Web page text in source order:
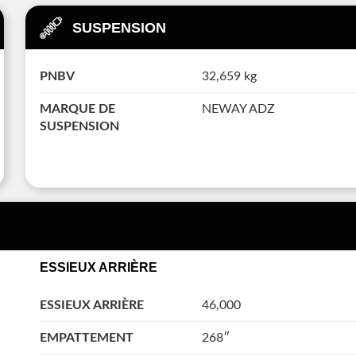
SUSPENSION
PNBV 32,659 kg
MARQUE DE
SUSPENSION
NEWAY ADZ
ESSIEUX ARRIÈRE
ESSIEUX ARRIÈRE 46,000
EMPATTEMENT 268″